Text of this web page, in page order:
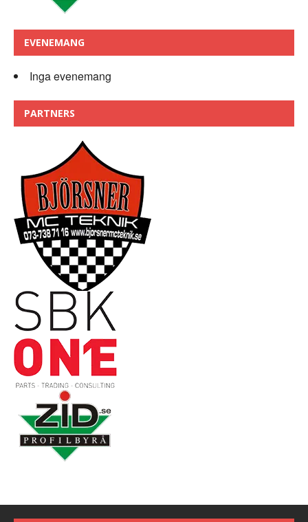
EVENEMANG
Inga evenemang
PARTNERS